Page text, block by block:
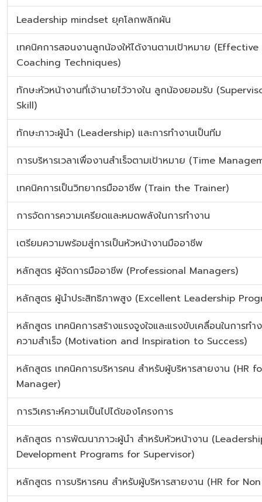
Leadership mindset ยุคโลกพลิกผัน
เทคนิคการสอนงานลูกน้องให้ได้งานตามเป้าหมาย (Effective
Coaching Techniques)
ทักษะหัวหน้างานที่เจ้านายไว้วางใน ลูกน้องยอมรับ
Skill)
ทักษะภาวะผู้นำ (Leadership) และการทำงานเป็นทีม
การบริหารเวลาเพื่องานสำเร็จตามเป้าหมาย (Time
เทคนิคการเป็นวิทยากรมืออาชีพ (Train the Trainer)
การจัดการความเครียดและหมดพลังในการทำงาน
เตรียมความพร้อมสู่การเป็นหัวหน้างานมืออาชีพ
หลักสูตร ผู้จัดการมืออาชีพ (Professional Managers)
หลักสูตร ผู้นำประสิทธิภาพสูง (Excellent Leadership
หลักสูตร เทคนิคการสร้างแรงจูงใจและแรงขับเคลื่อนในการทำ
ความสำเร็จ (Motivation and Inspiration to Success)
หลักสูตร เทคนิคการบริหารคน สำหรับผู้บริหารสายงาน (HR
Manager)
การวิเคราะห์ความเป็นไปได้ของโครงการ
หลักสูตร การพัฒนาภาวะผู้นำ สำหรับหัวหน้างาน
Development Programs for Supervisor)
หลักสูตร การบริหารคน สำหรับผู้บริหารสายงาน (HR for Non